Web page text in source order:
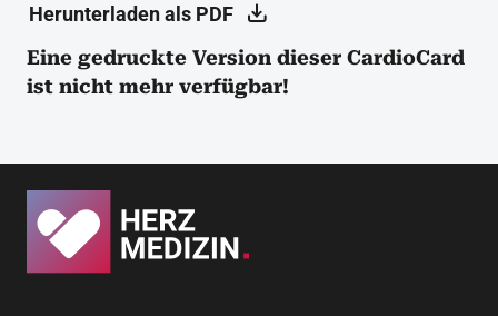
Herunterladen als PDF
Eine gedruckte Version dieser CardioCard
ist nicht mehr verfügbar!